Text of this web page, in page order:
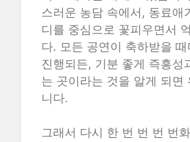
스러운 농담 속에서, 동료애
디를 중심으로 꽃피우면서
다. 모든 공연이 축하받을
진행되든, 기분 좋게 즉흥성
는 곳이라는 것을 알게 되면
니다.
그래서 다시 한 번 번 번 번